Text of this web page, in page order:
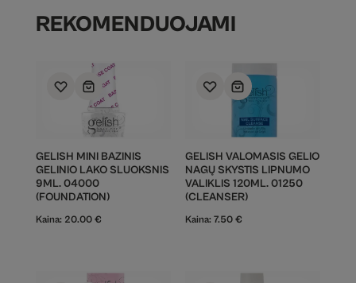
REKOMENDUOJAMI
GELISH MINI BAZINIS
GELINIO LAKO SLUOKSNIS
9ML. 04000
(FOUNDATION)
Kaina: 20.00 €
GELISH VALOMASIS GELIO
NAGŲ SKYSTIS LIPNUMO
VALIKLIS 120ML. 01250
(CLEANSER)
Kaina: 7.50 €